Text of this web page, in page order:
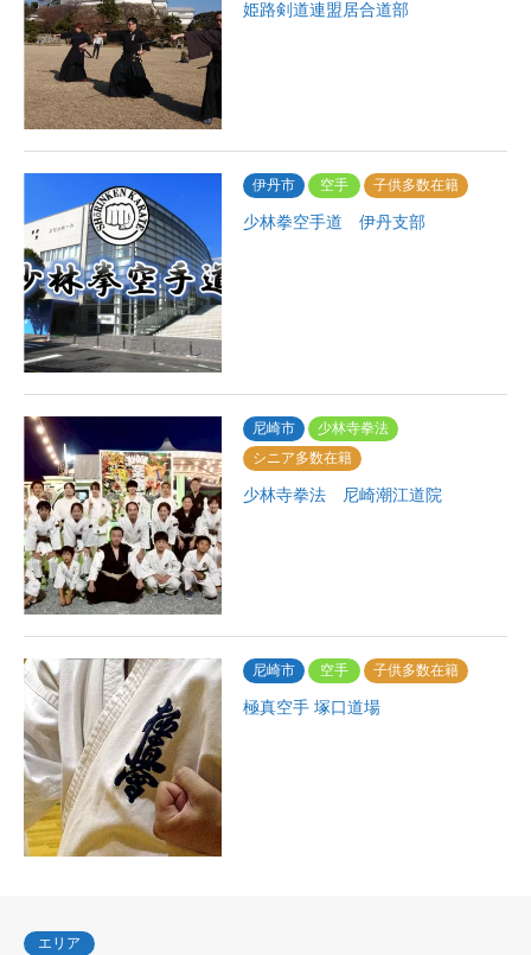
姫路剣道連盟居合道部
伊丹市 空手 子供多数在籍
少林拳空手道 伊丹支部
尼崎市
少林寺拳法
シニア多数在籍
少林寺拳法 尼崎潮江道院
尼崎市 空手 子供多数在籍
極真空手 塚口道場
エリア